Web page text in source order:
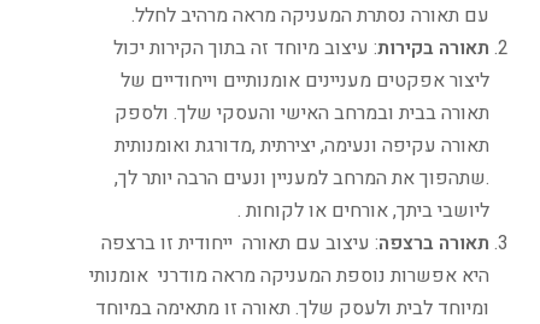
עם תאורה נסתרת המעניקה מראה מרהיב לחלל.
תאורה בקירות: עיצוב מיוחד זה בתוך הקירות יכול
ליצור אפקטים מעניינים אומנותיים וייחודיים של
תאורה בבית ובמרחב האישי והעסקי שלך. ולספק
תאורה עקיפה ונעימה, יצירתית ,מדורגת ואומנותית
.שתהפוך את המרחב למעניין ונעים הרבה יותר לך,
ליושבי ביתך, אורחים או לקוחות .
תאורה ברצפה: עיצוב עם תאורה ייחודית זו ברצפה
היא אפשרות נוספת המעניקה מראה מודרני אומנותי
ומיוחד לבית ולעסק שלך. תאורה זו מתאימה במיוחד